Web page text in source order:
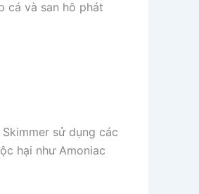
cá và san hô phát
sử dụng các
hại như Amoniac